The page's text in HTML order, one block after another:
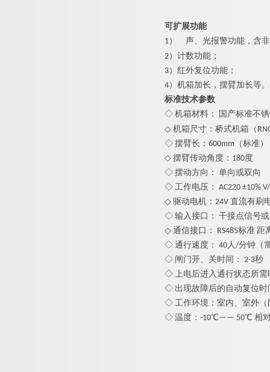
可扩展功能
1）
声、光报警功能，含
2）计数功能；
3）红外复位功能；
4）机箱加长，摆臂加长等。
标准技术参数
◇ 机箱材料： 国产标准不
◇ 机箱尺寸：桥式机箱（
◇ 摆臂长：600mm（标准）
◇ 摆臂传动角度：180度
◇ 摆动方向： 单向或双向
◇ 工作电压： AC220 ±10% V/
◇ 驱动电机：24V 直流有刷
◇ 输入接口： 干接点信号或
◇ 通信接口： RS485标准 距
◇ 通行速度： 40人/分钟（
◇ 闸门开、关时间： 2-3秒
◇ 上电后进入通行状态所需
◇ 出现故障后的自动复位时
◇ 工作环境：室内、室外（
◇ 温度：-10℃—— 50℃ 相对